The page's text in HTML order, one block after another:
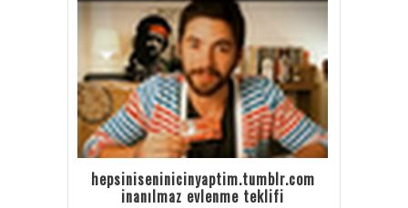
hepsiniseninicinyaptim.tumblr.com
inanılmaz evlenme teklifi